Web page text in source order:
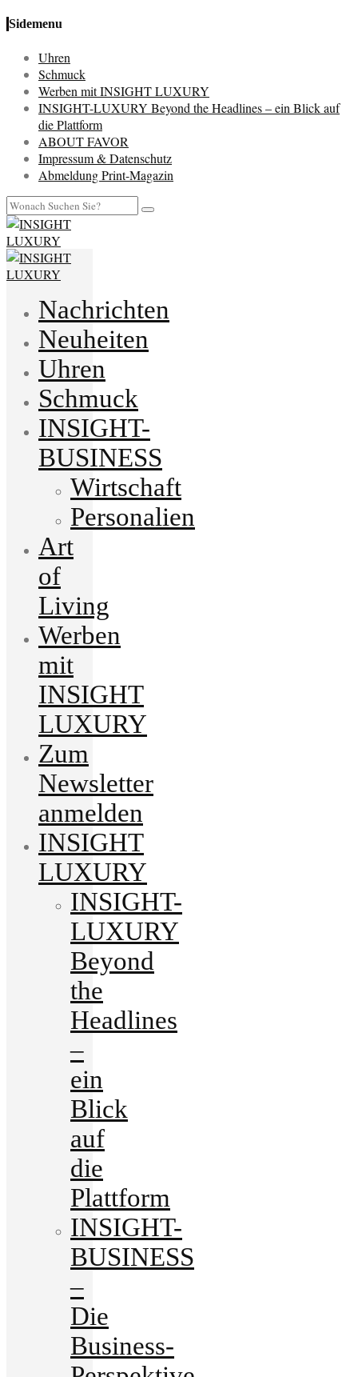
Sidemenu
Uhren
Schmuck
Werben mit INSIGHT LUXURY
INSIGHT-LUXURY Beyond the Headlines – ein Blick auf
die Plattform
ABOUT FAVOR
Impressum & Datenschutz
Abmeldung Print-Magazin
Nachrichten
Neuheiten
Uhren
Schmuck
INSIGHT-
BUSINESS
Wirtschaft
Personalien
Art
of
Living
Werben
mit
INSIGHT
LUXURY
Zum
Newsletter
anmelden
INSIGHT
LUXURY
INSIGHT-
LUXURY
Beyond
the
Headlines
–
ein
Blick
auf
die
Plattform
INSIGHT-
BUSINESS
–
Die
Business-